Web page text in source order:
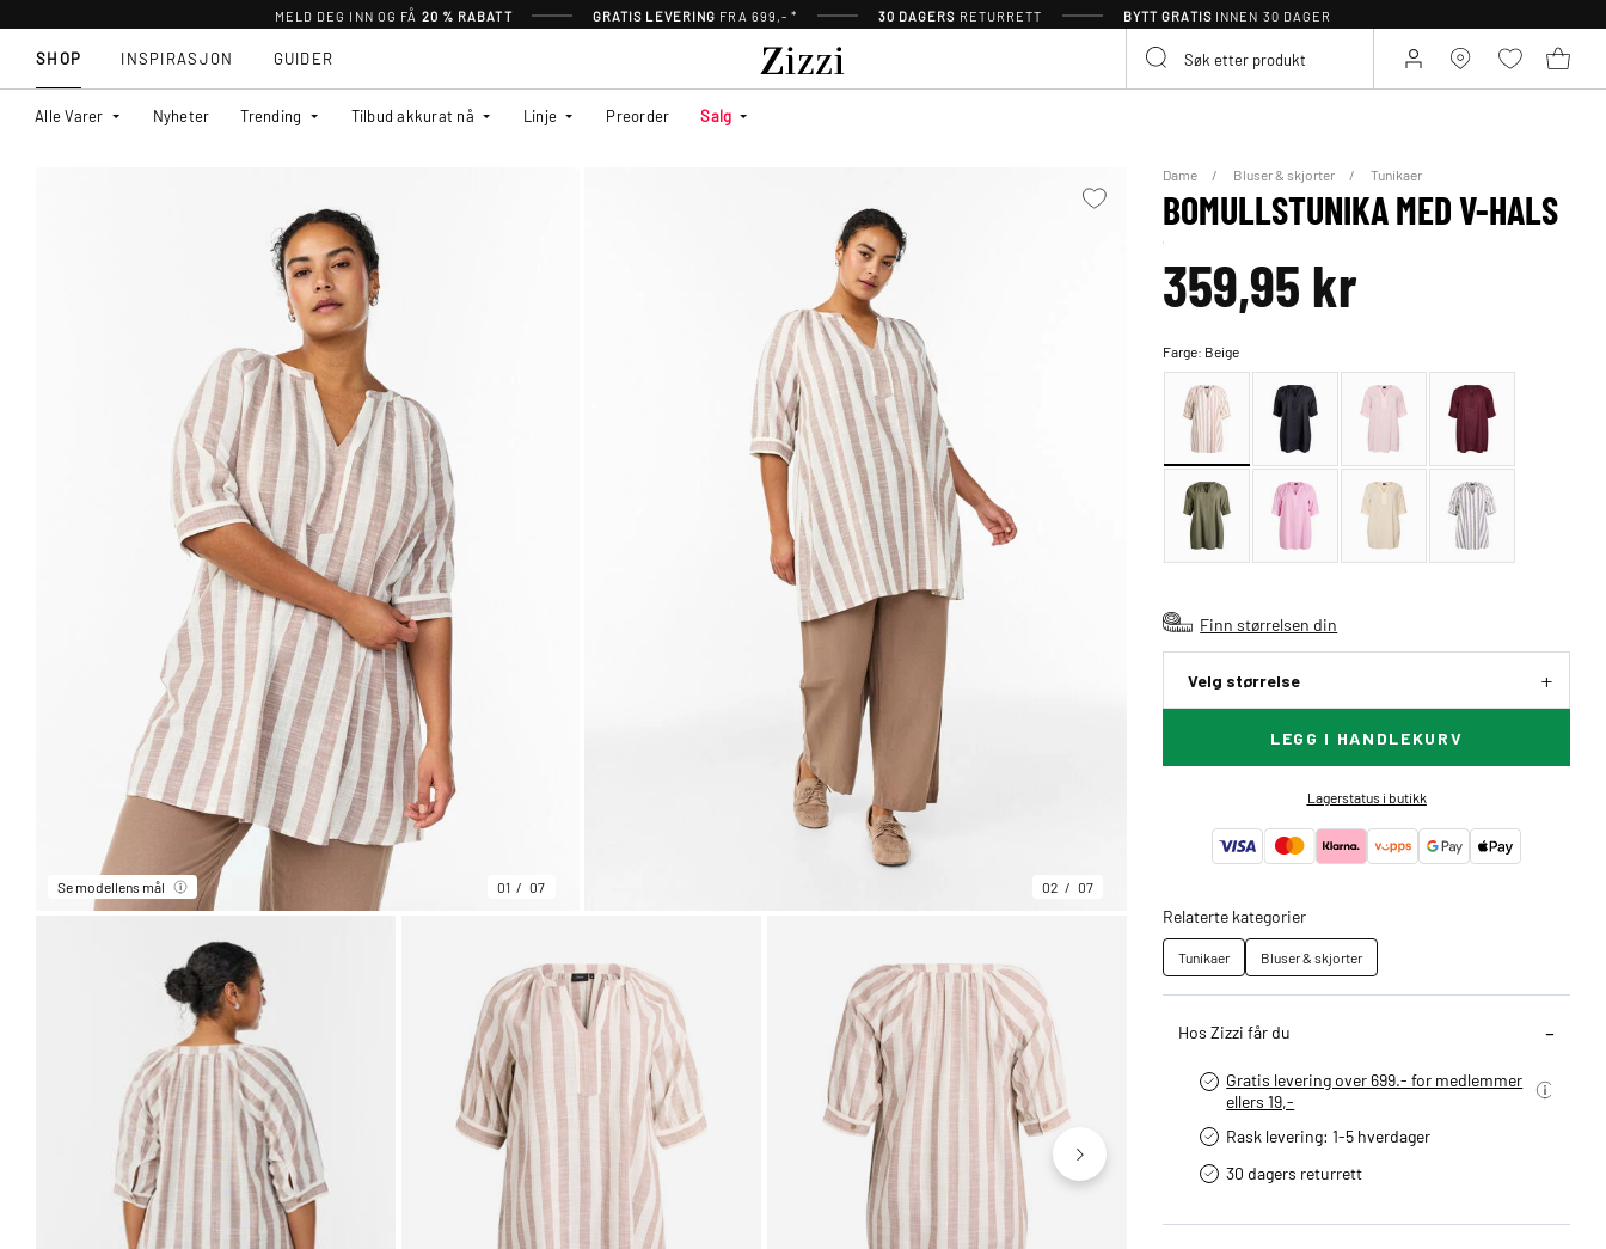
MELD DEG INN OG FÅ 20 % RABATT GRATIS LEVERING FRA 699,- * 30 DAGERS RETURRETT BYTT GRATISINNEN 30 DAGER
SHOP
Alle Varer Nyheter Trending Tilbud akkurat nå Linje Preorder Salg
INSPIRASJON GUIDER
Se modellens mål 01 07 02 07
Dame Bluser & skjorter Tunikaer
BOMULLSTUNIKA MED V-HALS
359,95 kr
Farge: Beige
Finn størrelsen din
Velg størrelse
LEGG I HANDLEKURV
Lagerstatus i butikk
Relaterte kategorier
Tunikaer Bluser & skjorter
Hos Zizzi får du
Gratis levering over 699.- for medlemmer
ellers 19,-
Rask levering: 1-5 hverdager
30 dagers returrett